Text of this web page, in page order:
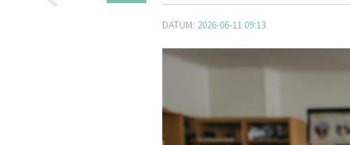
DATUM: 2026-06-11 09:13